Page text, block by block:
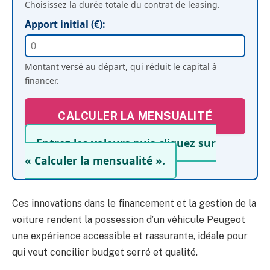
Choisissez la durée totale du contrat de leasing.
Apport initial (€):
Montant versé au départ, qui réduit le capital à
financer.
CALCULER LA MENSUALITÉ
Entrez les valeurs puis cliquez sur
« Calculer la mensualité ».
Ces innovations dans le financement et la gestion de la
voiture rendent la possession d’un véhicule Peugeot
une expérience accessible et rassurante, idéale pour
qui veut concilier budget serré et qualité.